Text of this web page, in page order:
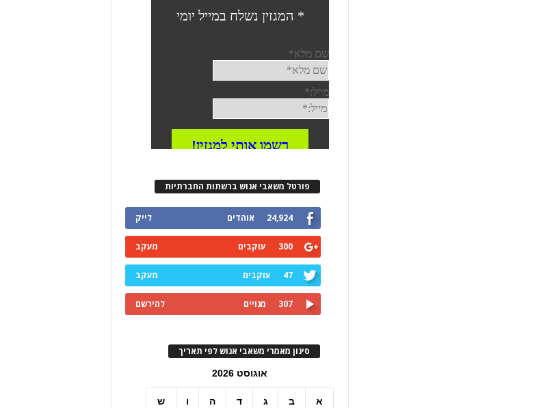
פורטל משאבי אנוש ברשתות החברתיות
24,924 אוהדים לייק
300 עוקבים מעקב
47 עוקבים מעקב
307 מנויים להירשם
סינון מאמרי משאבי אנוש לפי תאריך
אוגוסט 2026
א ב ג ד ה ו ש